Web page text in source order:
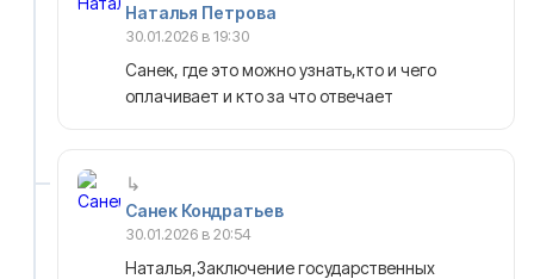
Наталья Петрова
30.01.2026 в 19:30
Санек, где это можно узнать,кто и чего
оплачивает и кто за что отвечает
Санек Кондратьев
30.01.2026 в 20:54
Наталья,Заключение государственных